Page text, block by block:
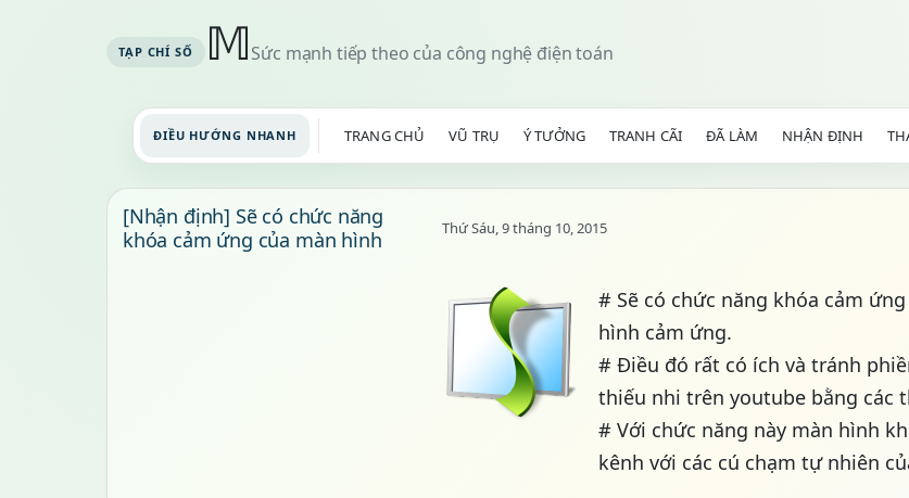
𝕄Sức mạnh tiếp theo của công nghệ điện toán
ĐIỀU HƯỚNG NHANH TRANG CHỦ VŨ TRỤ Ý TƯỞNG TRANH CÃI ĐÃ LÀM NHẬN ĐỊNH
[Nhận định] Sẽ có chức năng
khóa cảm ứng của màn hình
Thứ Sáu, 9 tháng 10, 2015
# Sẽ có chức năng khóa cảm
hình cảm ứng.
# Điều đó rất có ích và tránh
thiếu nhi trên youtube bằng các
# Với chức năng này màn hình
kênh với các cú chạm tự nhiên